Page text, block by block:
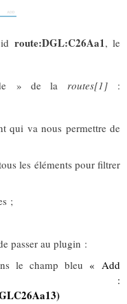
route:DGL:C26Aa1, le
» de la routes[1] :
qui va nous permettre de
les éléments pour filtrer
;
passer au plugin :
le champ bleu « Add
» :